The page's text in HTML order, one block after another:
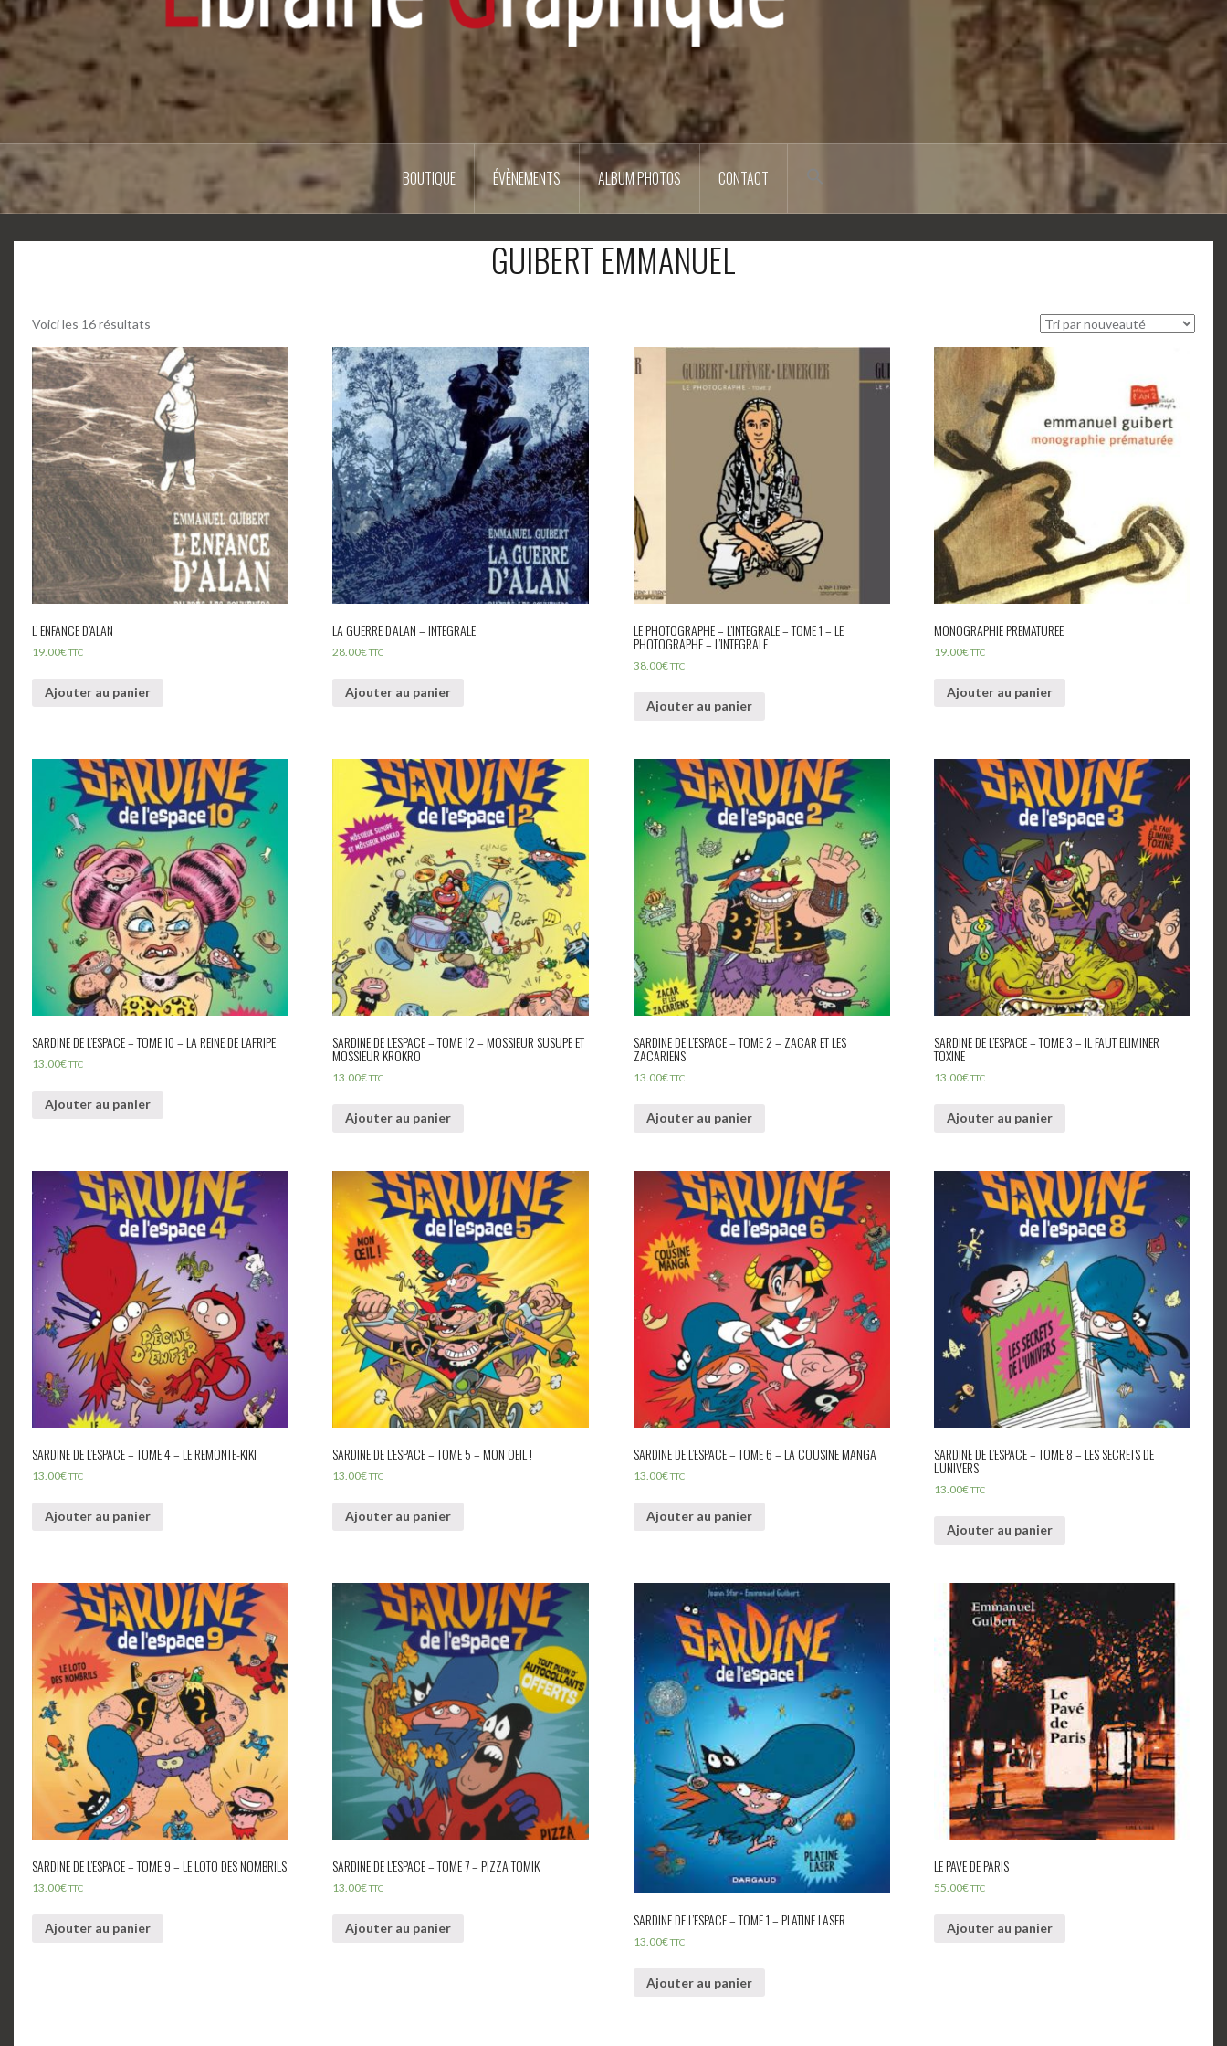
BOUTIQUE ÉVÈNEMENTS ALBUM PHOTOS CONTACT
GUIBERT EMMANUEL
Voici les 16 résultats
L’ ENFANCE D’ALAN
19.00€TTC
Ajouter au panier
LA GUERRE D’ALAN – INTEGRALE
28.00€TTC
Ajouter au panier
LE PHOTOGRAPHE – L’INTEGRALE – TOME 1 – LE
PHOTOGRAPHE – L’INTEGRALE
38.00€TTC
Ajouter au panier
MONOGRAPHIE PREMATUREE
19.00€TTC
Ajouter au panier
SARDINE DE L’ESPACE – TOME 10 – LA REINE DE L’AFRIPE
13.00€TTC
Ajouter au panier
SARDINE DE L’ESPACE – TOME 12 – MOSSIEUR SUSUPE ET
MOSSIEUR KROKRO
13.00€TTC
Ajouter au panier
SARDINE DE L’ESPACE – TOME 2 – ZACAR ET LES
ZACARIENS
13.00€TTC
Ajouter au panier
SARDINE DE L’ESPACE – TOME 3 – IL FAUT ELIMINER
TOXINE
13.00€TTC
Ajouter au panier
SARDINE DE L’ESPACE – TOME 4 – LE REMONTE-KIKI
13.00€TTC
Ajouter au panier
SARDINE DE L’ESPACE – TOME 5 – MON OEIL !
13.00€TTC
Ajouter au panier
SARDINE DE L’ESPACE – TOME 6 – LA COUSINE MANGA
13.00€TTC
Ajouter au panier
SARDINE DE L’ESPACE – TOME 8 – LES SECRETS DE
L’UNIVERS
13.00€TTC
Ajouter au panier
SARDINE DE L’ESPACE – TOME 9 – LE LOTO DES NOMBRILS
13.00€TTC
Ajouter au panier
SARDINE DE L’ESPACE – TOME 7 – PIZZA TOMIK
13.00€TTC
Ajouter au panier SARDINE DE L’ESPACE – TOME 1 – PLATINE LASER
13.00€TTC
Ajouter au panier
LE PAVE DE PARIS
55.00€TTC
Ajouter au panier